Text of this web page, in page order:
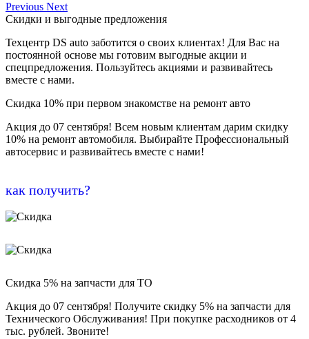
Previous Next
Скидки и выгодные предложения
Техцентр DS auto заботится о своих клиентах! Для Вас на
постоянной основе мы готовим выгодные акции и
спецпредложения. Пользуйтесь акциями и развивайтесь
вместе с нами.
Скидка 10% при первом знакомстве на ремонт авто
Акция до 07 сентября! Всем новым клиентам дарим скидку
10% на ремонт автомобиля. Выбирайте Профессиональный
автосервис и развивайтесь вместе с нами!
как получить?
Скидка 5% на запчасти для ТО
Акция до 07 сентября! Получите скидку 5% на запчасти для
Технического Обслуживания! При покупке расходников от 4
тыс. рублей. Звоните!